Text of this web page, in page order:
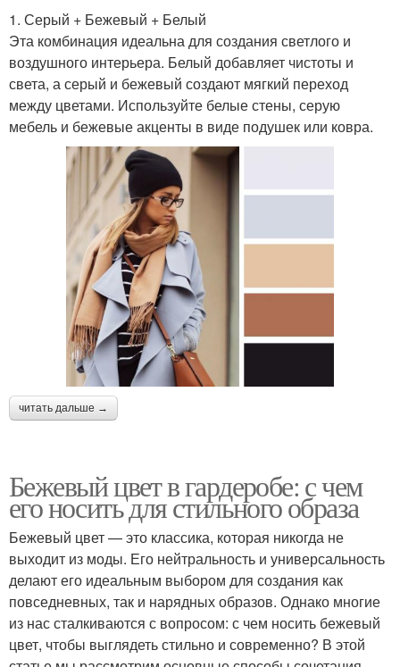
1. Серый + Бежевый + Белый
Эта комбинация идеальна для создания светлого и
воздушного интерьера. Белый добавляет чистоты и
света, а серый и бежевый создают мягкий переход
между цветами. Используйте белые стены, серую
мебель и бежевые акценты в виде подушек или ковра.
читать дальше →
Бежевый цвет в гардеробе: с чем
его носить для стильного образа
Бежевый цвет — это классика, которая никогда не
выходит из моды. Его нейтральность и универсальность
делают его идеальным выбором для создания как
повседневных, так и нарядных образов. Однако многие
из нас сталкиваются с вопросом: с чем носить бежевый
цвет, чтобы выглядеть стильно и современно? В этой